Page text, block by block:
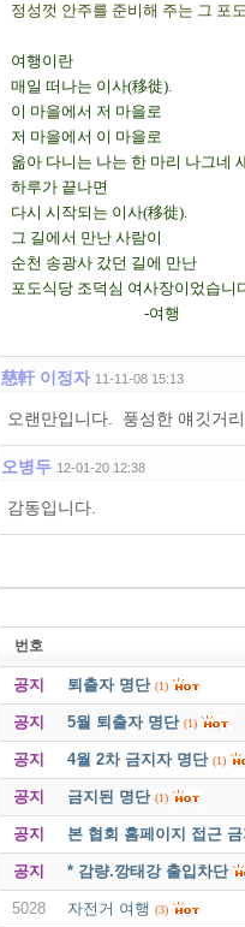
정성껏 안주를 준비해 주는 그 포
여행이란
매일 떠나는 이사(移徙).
이 마을에서 저 마을로
저 마을에서 이 마을로
옮아 다니는 나는 한 마리 나그네
하루가 끝나면
다시 시작되는 이사(移徙).
그 길에서 만난 사람이
순천 송광사 갔던 길에 만난
포도식당 조덕심 여사장이었습니
-여행
慈軒 이정자 11-11-08 15:13
오랜만입니다. 풍성한 얘깃거
오병두 12-01-20 12:38
감동입니다.
번호
공지 퇴출자 명단 (1)
공지 5월 퇴출자 명단 (1)
공지 4월 2차 금지자 명단 (1)
공지 금지된 명단 (1)
공지 본 협회 홈페이지 접근
공지 * 감량.깡태강 출입차단
5028 자전거 여행 (3)